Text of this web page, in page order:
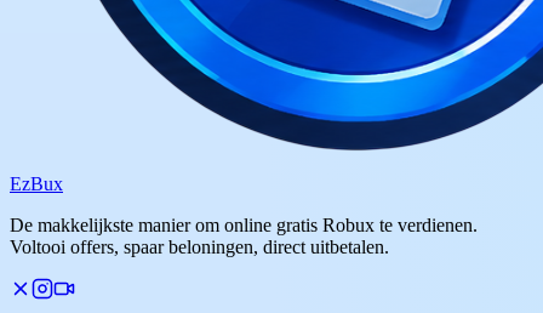
EzBux
De makkelijkste manier om online gratis Robux te verdienen.
Voltooi offers, spaar beloningen, direct uitbetalen.